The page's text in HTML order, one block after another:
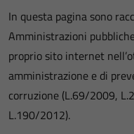
In questa pagina sono
Amministrazioni
proprio sito internet
amministrazione e di
corruzione (L.69/2009,
L.190/2012).